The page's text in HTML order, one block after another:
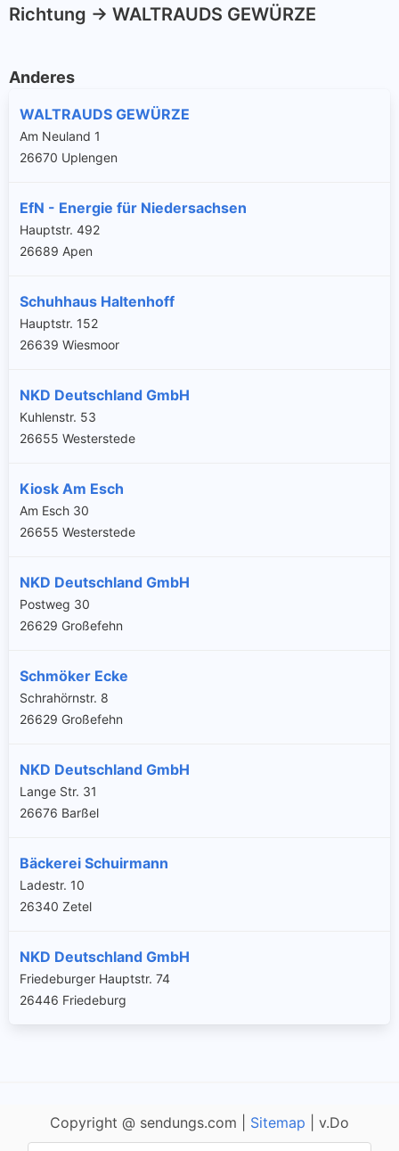
Richtung -> WALTRAUDS GEWÜRZE
Anderes
WALTRAUDS GEWÜRZE
Am Neuland 1
26670 Uplengen
EfN - Energie für Niedersachsen
Hauptstr. 492
26689 Apen
Schuhhaus Haltenhoff
Hauptstr. 152
26639 Wiesmoor
NKD Deutschland GmbH
Kuhlenstr. 53
26655 Westerstede
Kiosk Am Esch
Am Esch 30
26655 Westerstede
NKD Deutschland GmbH
Postweg 30
26629 Großefehn
Schmöker Ecke
Schrahörnstr. 8
26629 Großefehn
NKD Deutschland GmbH
Lange Str. 31
26676 Barßel
Bäckerei Schuirmann
Ladestr. 10
26340 Zetel
NKD Deutschland GmbH
Friedeburger Hauptstr. 74
26446 Friedeburg
Copyright @ sendungs.com | Sitemap | v.Do